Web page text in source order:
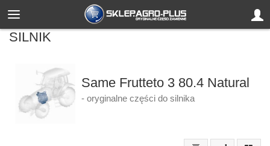
SILNIK
Same Frutteto 3 80.4 Natural
- oryginalne części do silnika